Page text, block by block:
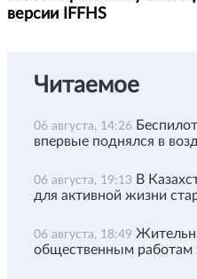
версии IFFHS
Читаемое
06 августа, 14:26
впервые поднялся в
06 августа, 19:13 В
для активной жизни
06 августа, 18:49
общественным работам